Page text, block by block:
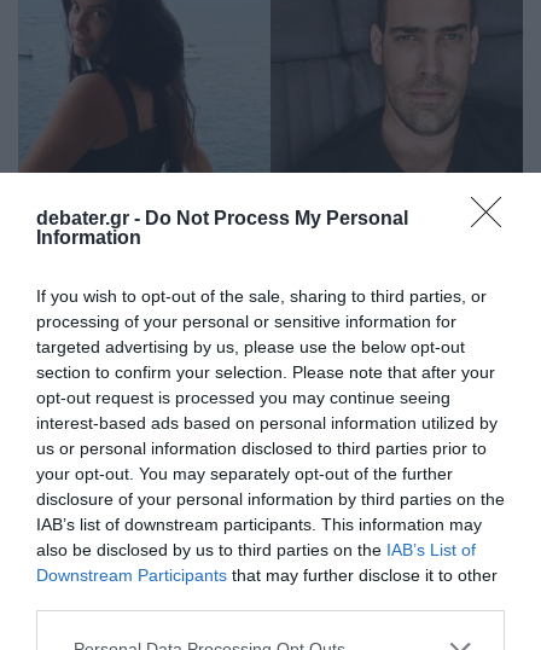
debater.gr - Do Not Process My Personal
Information
If you wish to opt-out of the sale, sharing to third parties, or
processing of your personal or sensitive information for
targeted advertising by us, please use the below opt-out
section to confirm your selection. Please note that after your
opt-out request is processed you may continue seeing
interest-based ads based on personal information utilized by
us or personal information disclosed to third parties prior to
your opt-out. You may separately opt-out of the further
disclosure of your personal information by third parties on the
IAB’s list of downstream participants. This information may
also be disclosed by us to third parties on the IAB’s List of
Downstream Participants that may further disclose it to other
Please note that this website/app uses one or more Google
Μαρία Κορινθίου: Ανέβασε την πρώτη κοινή
φωτογραφία με τον νέο της σύντροφο,
Γιώργο Καραθανάση (pic)
Το ζευγάρι απολαμβάνει ένα άκρως ρομαντικό ταξίδι
στην Ιταλία
22.08.2025 - 09:33